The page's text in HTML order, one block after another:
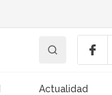
Actualidad